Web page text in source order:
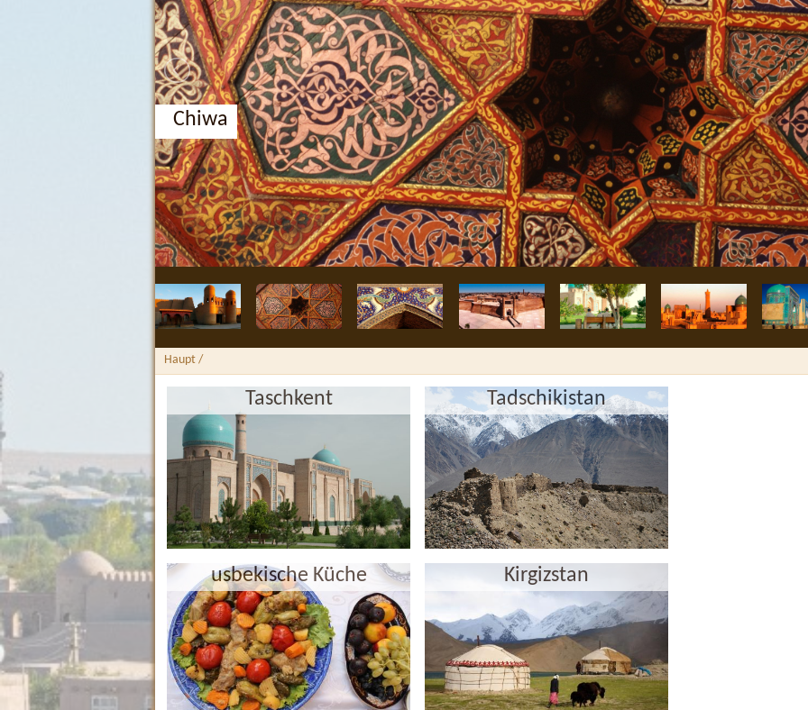
Chiwa
Haupt /
Taschkent Tadschikistan
usbekische Küche Kirgizstan